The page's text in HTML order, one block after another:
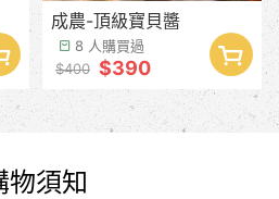
成農-頂級寶貝醬
8 人購買過
$400 $390
物須知